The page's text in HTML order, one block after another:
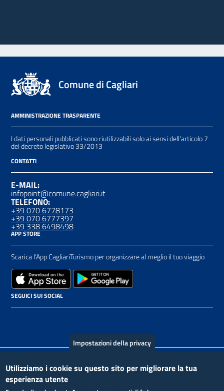
Comune di Cagliari
AMMINISTRAZIONE TRASPARENTE
I dati personali pubblicati sono riutilizzabili solo ai sensi dell'articolo 7
del decreto legislativo 33/2013
CONTATTI
E-MAIL:
infopoint@comune.cagliari.it
TELEFONO:
+39 070 6778173
+39 070 6777397
+39 338 6498498
APP STORE
Scarica l'App CagliariTurismo per organizzare al meglio il tuo viaggio
SEGUICI SUI SOCIAL
Piè
Contatto Crediti Privacy Policy
Impostazioni della privacy
Utilizziamo i cookie su questo sito per migliorare la tua
esperienza utente